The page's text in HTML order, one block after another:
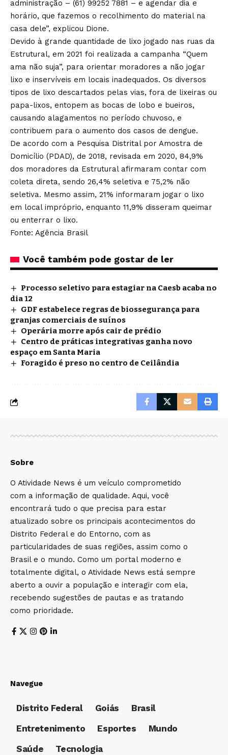
administração – (61) 99252 7881 – e agendar dia e
horário, que fazemos o recolhimento do material na
casa dele”, explicou Dione.
Devido à grande quantidade de lixo jogado nas ruas da
Estrutural, em 2021 foi realizada a campanha “Quem
ama não suja”, para orientar moradores a não jogar
lixo e inservíveis em locais inadequados. Os diversos
tipos de lixo descartados pelas vias, fora de lixeiras ou
papa-lixos, entopem as bocas de lobo e bueiros,
causando alagamentos no período chuvoso, e
contribuem para o aumento dos casos de dengue.
De acordo com a Pesquisa Distrital por Amostra de
Domicílio (PDAD), de 2018, revisada em 2020, 84,9%
dos moradores da Estrutural afirmaram contar com
coleta direta, sendo 26,4% seletiva e 75,2% não
seletiva. Mesmo assim, 21% informaram jogar o lixo
em local impróprio, enquanto 11,9% disseram queimar
ou enterrar o lixo.
Fonte: Agência Brasil
Você também pode gostar de ler
Processo seletivo para estagiar na Caesb acaba no
dia 12
GDF estabelece regras de biossegurança para
granjas comerciais de suínos
Operária morre após cair de prédio
Centro de práticas integrativas ganha novo
espaço em Santa Maria
Foragido é preso no centro de Ceilândia
Sobre
O Atividade News é um veículo comprometido
com a informação de qualidade. Aqui, você
encontrará tudo o que precisa para estar
atualizado sobre os principais acontecimentos do
Distrito Federal e do Entorno, com as
particularidades de suas regiões, assim como o
Brasil e o mundo. Como um portal moderno e
totalmente digital, o Atividade News está sempre
aberto a ouvir a população e interagir com ela,
recebendo sugestões de pautas e as tratando
como prioridade.
Navegue
Distrito Federal Goiás
Brasil
Entretenimento
Esportes
Mundo
Saúde
Tecnologia